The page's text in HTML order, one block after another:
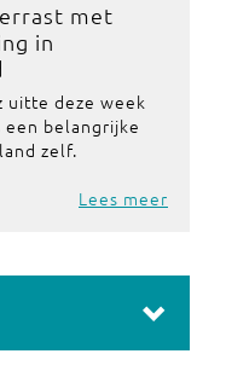
met
in
uitte deze week
belangrijke
zelf.
Lees meer